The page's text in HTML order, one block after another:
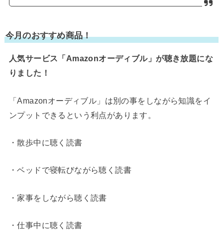
今月のおすすめ商品！
人気サービス「Amazonオーディブル」が聴き放題にな
りました！
「Amazonオーディブル」は別の事をしながら知識をイ
ンプットできるという利点があります。
・散歩中に聴く読書
・ベッドで寝転びながら聴く読書
・家事をしながら聴く読書
・仕事中に聴く読書